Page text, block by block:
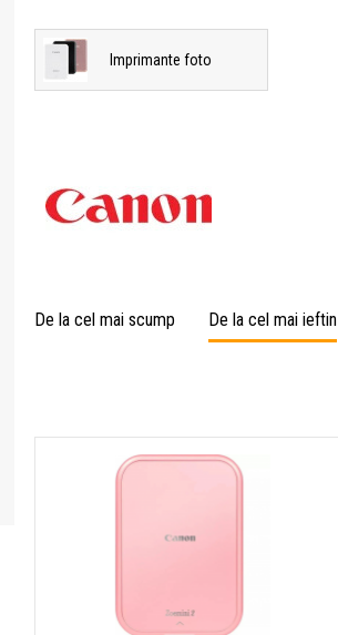
Imprimante foto
De la cel mai scump De la cel mai ieftin